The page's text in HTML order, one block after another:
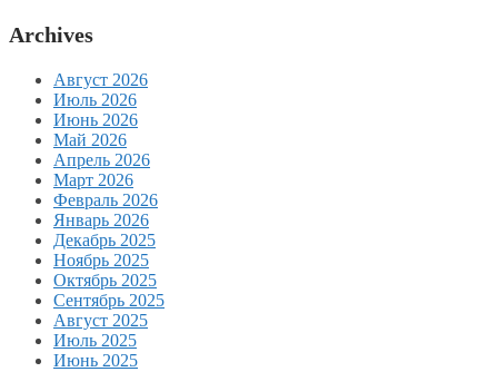
Archives
Август 2026
Июль 2026
Июнь 2026
Май 2026
Апрель 2026
Март 2026
Февраль 2026
Январь 2026
Декабрь 2025
Ноябрь 2025
Октябрь 2025
Сентябрь 2025
Август 2025
Июль 2025
Июнь 2025